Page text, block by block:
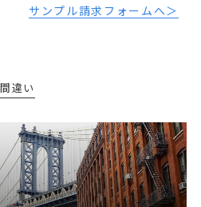
サンプル請求フォームへ＞
違い